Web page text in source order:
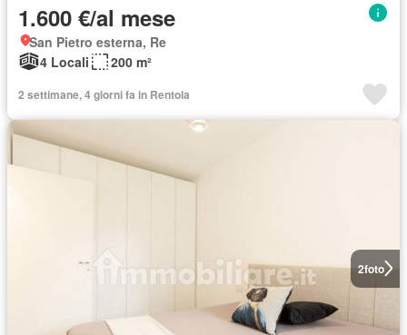
1.600 €/al mese
San Pietro esterna, Re
4 Locali
200 m²
2 settimane, 4 giorni fa in Rentola
2foto